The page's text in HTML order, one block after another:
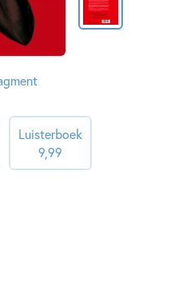
Luisterboek
9,99